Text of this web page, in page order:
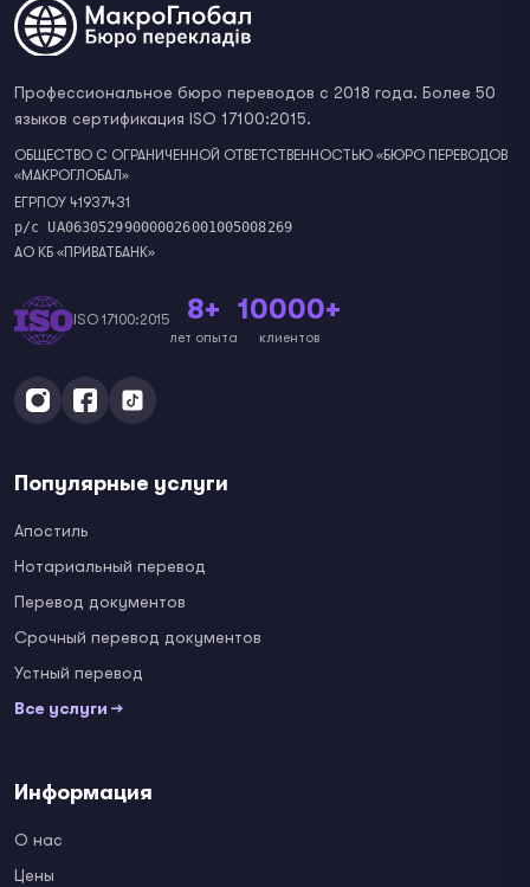
Профессиональное бюро переводов с 2018 года. Более 50
языков сертификация ISO 17100:2015.
ОБЩЕСТВО С ОГРАНИЧЕННОЙ ОТВЕТСТВЕННОСТЬЮ «БЮРО ПЕРЕВОДОВ
«МАКРОГЛОБАЛ»
ЕГРПОУ 41937431
р/с UA063052990000026001005008269
АО КБ «ПРИВАТБАНК»
ISO 17100:2015 8+
лет опыта
10000+
клиентов
Популярные услуги
Апостиль
Нотариальный перевод
Перевод документов
Срочный перевод документов
Устный перевод
Все услуги →
Информация
О нас
Цены